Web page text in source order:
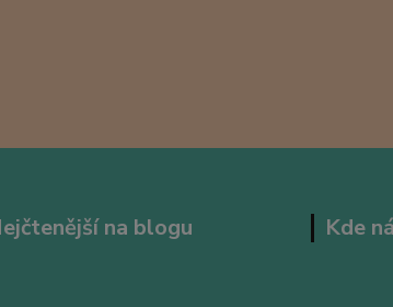
na blogu Kde